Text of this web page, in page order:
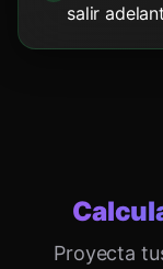
salir
Proyecta